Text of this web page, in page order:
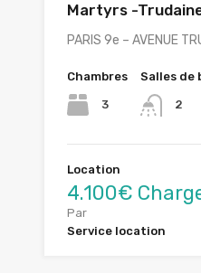
Martyrs -
PARIS 9e – AVENUE
Chambres
3
Salles de
2
Location
4.100€
Par
Service location